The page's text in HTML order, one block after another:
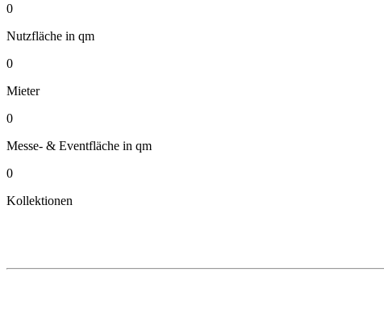
0
Nutzfläche in qm
0
Mieter
0
Messe- & Eventfläche in qm
0
Kollektionen